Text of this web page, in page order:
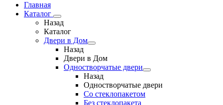
Главная
Каталог
Назад
Каталог
Двери в Дом
Назад
Двери в Дом
Одностворчатые двери
Назад
Одностворчатые двери
Со стеклопакетом
Без стеклопакета